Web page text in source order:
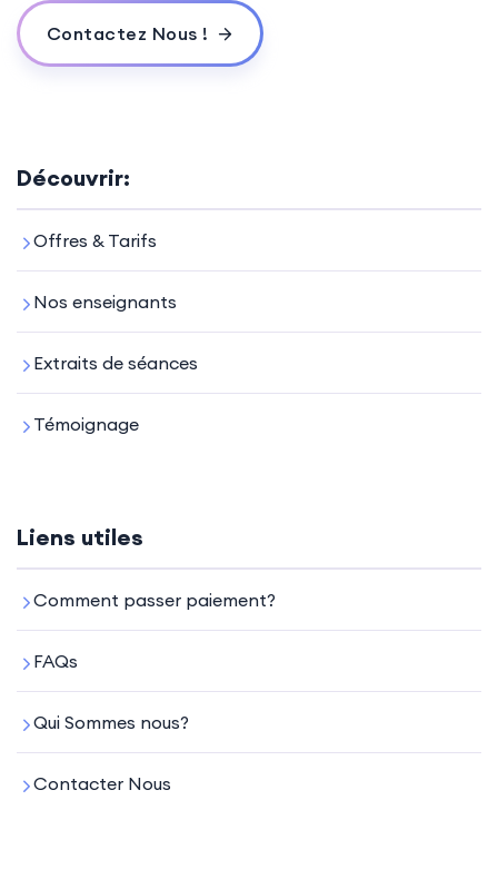
Contactez Nous !
Découvrir:
Offres & Tarifs
Nos enseignants
Extraits de séances
Témoignage
Liens utiles
Comment passer paiement?
FAQs
Qui Sommes nous?
Contacter Nous